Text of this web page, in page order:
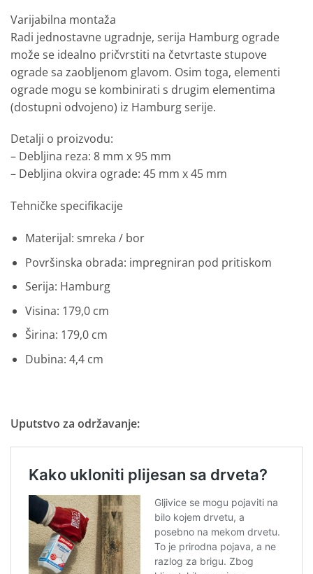
Varijabilna montaža
Radi jednostavne ugradnje, serija Hamburg ograde
može se idealno pričvrstiti na četvrtaste stupove
ograde sa zaobljenom glavom. Osim toga, elementi
ograde mogu se kombinirati s drugim elementima
(dostupni odvojeno) iz Hamburg serije.
Detalji o proizvodu:
– Debljina reza: 8 mm x 95 mm
– Debljina okvira ograde: 45 mm x 45 mm
Tehničke specifikacije
Materijal: smreka / bor
Površinska obrada: impregniran pod pritiskom
Serija: Hamburg
Visina: 179,0 cm
Širina: 179,0 cm
Dubina: 4,4 cm
Uputstvo za održavanje: